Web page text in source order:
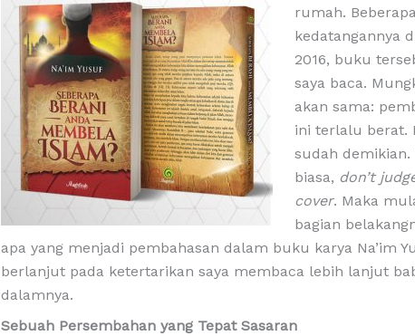
rumah.
kedatangannya
2016, buku
saya baca.
akan sama:
ini terlalu berat.
sudah demikian.
biasa, don’t
cover. Maka
bagian
apa yang menjadi pembahasan dalam buku karya Na’im
berlanjut pada ketertarikan saya membaca lebih lanjut
dalamnya.
Sebuah Persembahan yang Tepat Sasaran